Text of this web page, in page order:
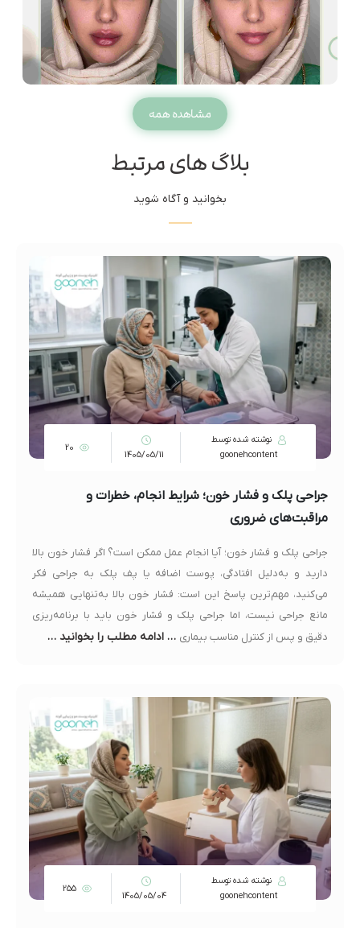
مشاهده همه
بلاگ های مرتبط
بخوانید و آگاه شوید
نوشته شده توسط
goonehcontent
1405/05/11
20
جراحی پلک و فشار خون؛ شرایط انجام، خطرات و
مراقبت‌های ضروری
جراحی پلک و فشار خون؛ آیا انجام عمل ممکن است؟ اگر فشار خون بالا
دارید و به‌دلیل افتادگی، پوست اضافه یا پف پلک به جراحی فکر
می‌کنید، مهم‌ترین پاسخ این است: فشار خون بالا به‌تنهایی همیشه
مانع جراحی نیست، اما جراحی پلک و فشار خون باید با برنامه‌ریزی
دقیق و پس از کنترل مناسب بیماری … ادامه مطلب را بخوانید …
نوشته شده توسط
goonehcontent
1405/05/04
255